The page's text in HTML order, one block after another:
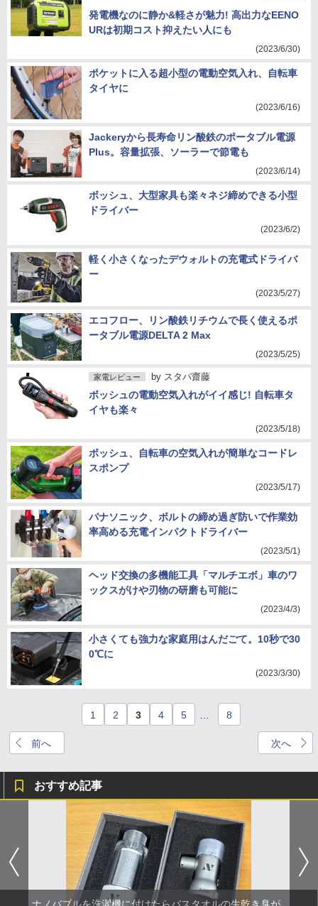
発電機なのに静か&軽さが魅力! 高出力なEENO
URは初期コスト抑えたい人にも
(2023/6/30)
ポケットに入る超小型の電動空気入れ、自転車
タイヤに
(2023/6/16)
Jackeryから長寿命リン酸鉄のポータブル電源
Plus。容量拡張、ソーラーで節電も
(2023/6/14)
ボッシュ、大型家具も楽々ネジ締めできる小型
ドライバー
(2023/6/2)
軽く小さくなったデウォルトの充電式ドライバ
ー
(2023/5/27)
エコフロー、リン酸鉄リチウムで長く使えるポ
ータブル電源DELTA 2 Max
(2023/5/25)
家電レビュー by スタパ齋藤
ボッシュの電動空気入れがイイ感じ! 自転車タ
イヤも楽々
(2023/5/18)
ボッシュ、自転車の空気入れが簡単なコードレ
スポンプ
(2023/5/17)
パナソニック、ボルトの締め過ぎ防いで作業効
率高める充電インパクトドライバー
(2023/5/1)
ヘッド交換の多機能工具「マルチエボ」車のワ
ックスがけや刃物の研磨も可能に
(2023/4/3)
小さくても強力な家庭用はんだごて。10秒で30
0℃に
(2023/3/30)
前へ
1 2 3 4 5 8
次へ
おすすめ記事